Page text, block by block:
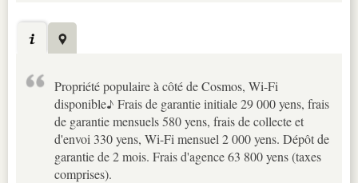
Propriété populaire à côté de Cosmos, Wi-Fi
disponible♪ Frais de garantie initiale 29 000 yens, frais
de garantie mensuels 580 yens, frais de collecte et
d'envoi 330 yens, Wi-Fi mensuel 2 000 yens. Dépôt de
garantie de 2 mois. Frais d'agence 63 800 yens (taxes
comprises).